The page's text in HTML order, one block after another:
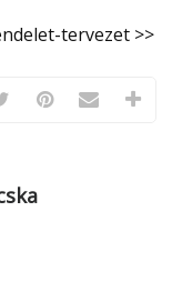
tervezet >>